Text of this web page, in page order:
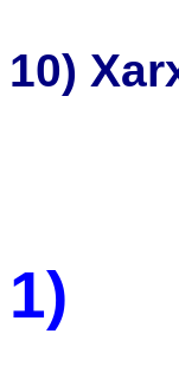
10)
1)